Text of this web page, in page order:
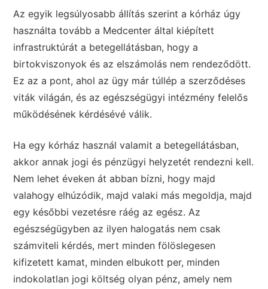
Az egyik legsúlyosabb állítás szerint a kórház úgy
használta tovább a Medcenter által kiépített
infrastruktúrát a betegellátásban, hogy a
birtokviszonyok és az elszámolás nem rendeződött.
Ez az a pont, ahol az ügy már túllép a szerződéses
viták világán, és az egészségügyi intézmény felelős
működésének kérdésévé válik.
Ha egy kórház használ valamit a betegellátásban,
akkor annak jogi és pénzügyi helyzetét rendezni kell.
Nem lehet éveken át abban bízni, hogy majd
valahogy elhúzódik, majd valaki más megoldja, majd
egy későbbi vezetésre ráég az egész. Az
egészségügyben az ilyen halogatás nem csak
számviteli kérdés, mert minden fölöslegesen
kifizetett kamat, minden elbukott per, minden
indokolatlan jogi költség olyan pénz, amely nem